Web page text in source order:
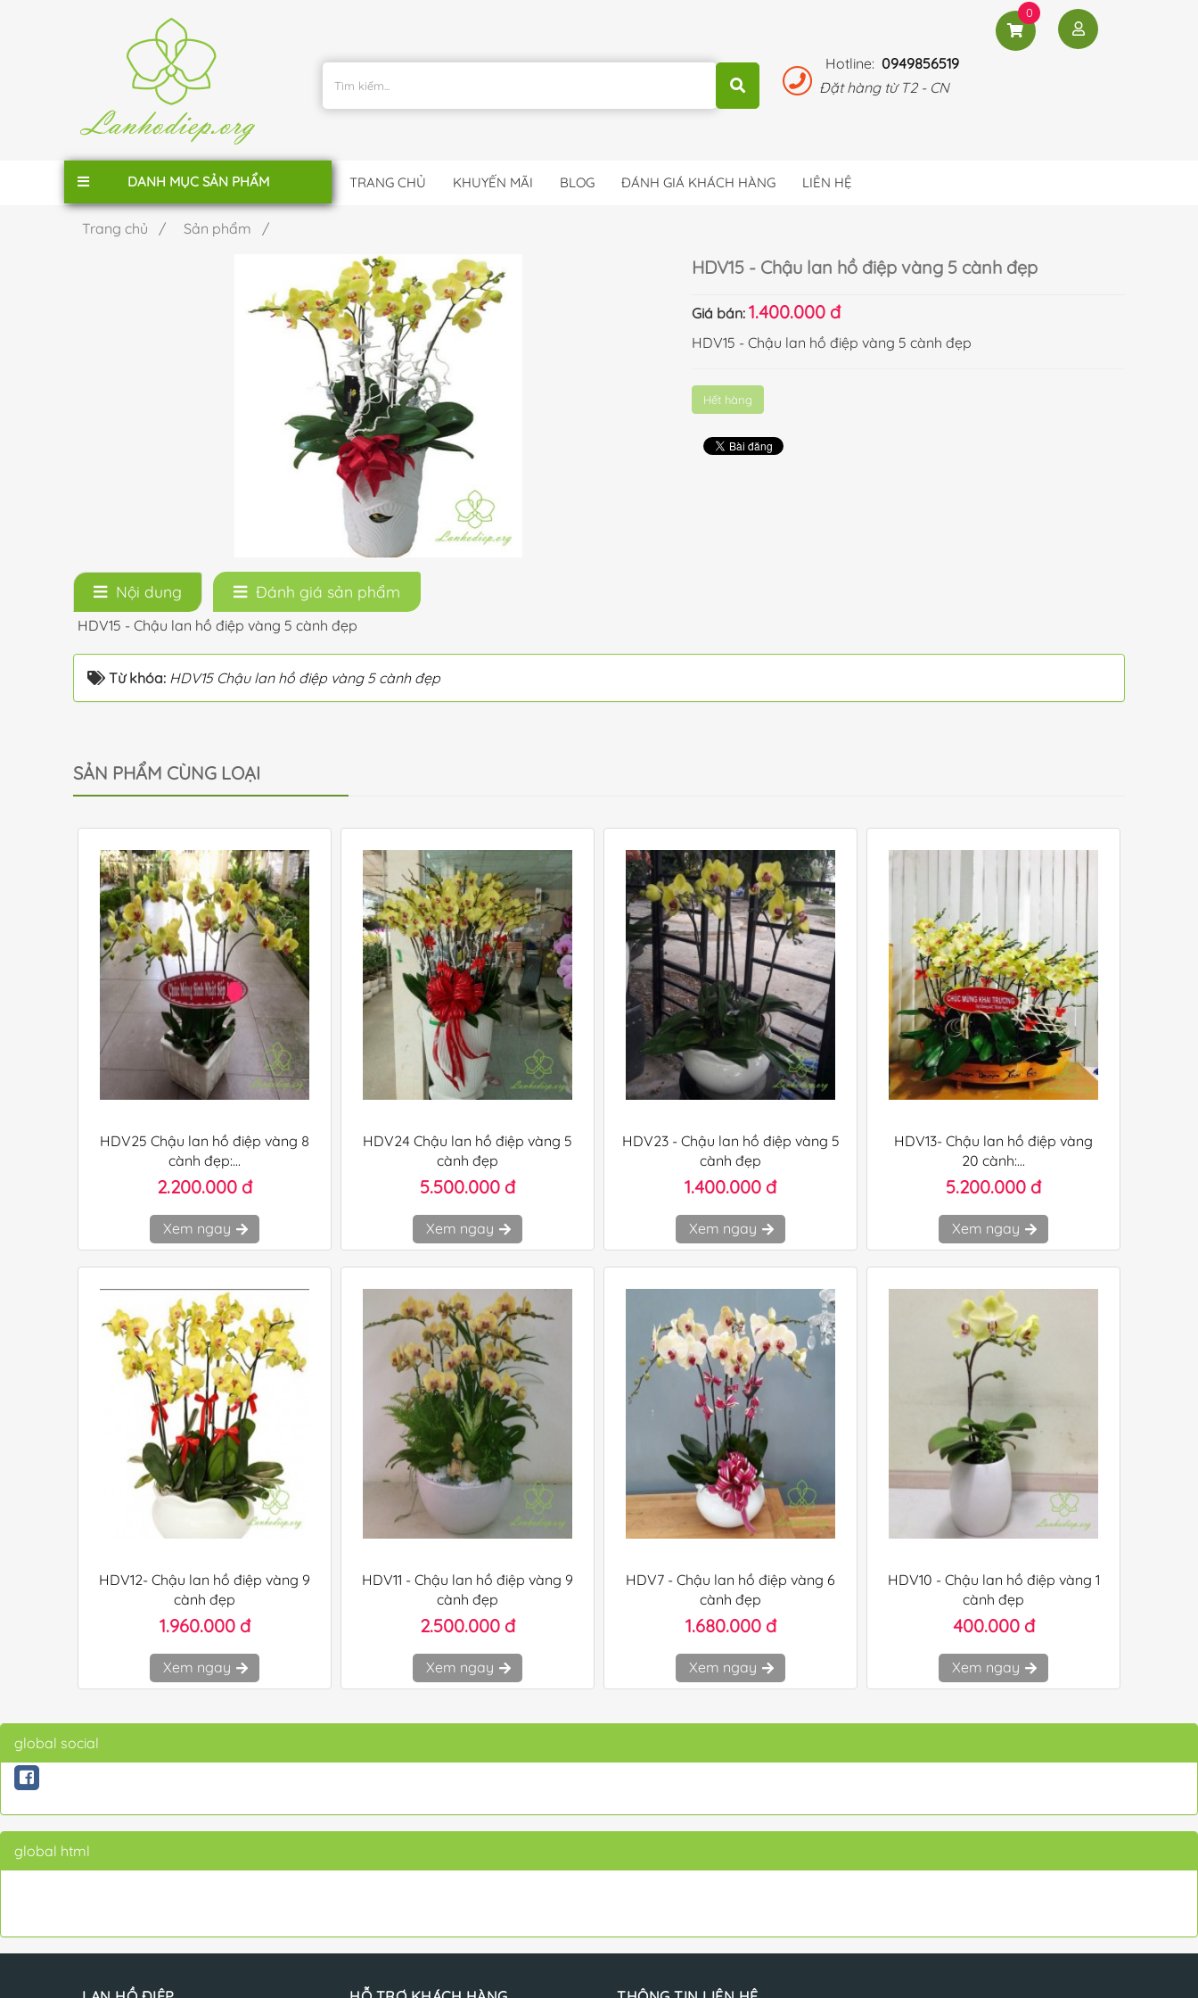
Hotline: 0949856519
Đặt hàng từ T2 - CN
0
TRANG CHỦ KHUYẾN MÃI BLOG ĐÁNH GIÁ KHÁCH HÀNG LIÊN HỆ
DANH MỤC SẢN PHẨM
Trang chủ / Sản phẩm /
HDV15 - Chậu lan hồ điệp vàng 5 cành đẹp
Giá bán:1.400.000 đ
HDV15 - Chậu lan hồ điệp vàng 5 cành đẹp
Hết hàng
Nội dung Đánh giá sản phẩm
HDV15 - Chậu lan hồ điệp vàng 5 cành đẹp
Từ khóa: HDV15 Chậu lan hồ điệp vàng 5 cành đẹp
SẢN PHẨM CÙNG LOẠI
HDV25 Chậu lan hồ điệp vàng 8
cành đẹp:...
2.200.000 đ
Xem ngay
HDV24 Chậu lan hồ điệp vàng 5
cành đẹp
5.500.000 đ
Xem ngay
HDV23 - Chậu lan hồ điệp vàng 5
cành đẹp
1.400.000 đ
Xem ngay
HDV13- Chậu lan hồ điệp vàng
20 cành:...
5.200.000 đ
Xem ngay
HDV12- Chậu lan hồ điệp vàng 9
cành đẹp
1.960.000 đ
Xem ngay
HDV11 - Chậu lan hồ điệp vàng 9
cành đẹp
2.500.000 đ
Xem ngay
HDV7 - Chậu lan hồ điệp vàng 6
cành đẹp
1.680.000 đ
Xem ngay
HDV10 - Chậu lan hồ điệp vàng 1
cành đẹp
400.000 đ
Xem ngay
global social
global html